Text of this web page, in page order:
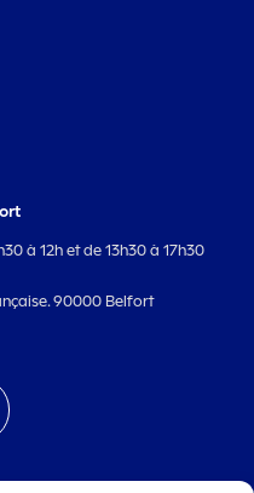
à 12h et de 13h30 à 17h30
90000 Belfort